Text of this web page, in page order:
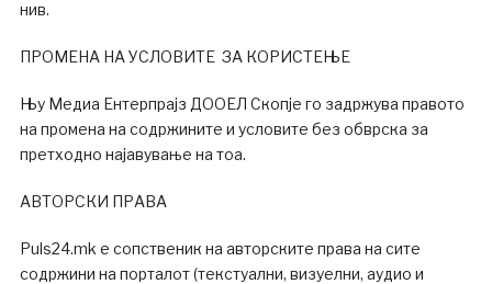
нив.
ПРОМЕНА НА УСЛОВИТЕ ЗА КОРИСТЕЊЕ
Њу Медиа Ентерпрајз ДООЕЛ Скопје го задржува правото
на промена на содржините и условите без обврска за
претходно најавување на тоа.
АВТОРСКИ ПРАВА
Puls24.mk е сопственик на авторските права на сите
содржини на порталот (текстуални, визуелни, аудио и